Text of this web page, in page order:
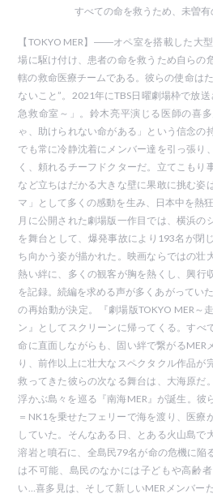
すべての命を救うため、未曽有
【TOKYO MER】――オペ室を搭載した大
場に駆け付け、患者の命を救うため自らの
轄の救命医療チームである。彼らの使命は
ないこと”。2021年にTBS日曜劇場枠で放
急救命室～」。鈴木亮平演じる医師の喜
ゃ、助けられない命がある」という信念の
でも常に冷静沈着にメンバー達を引っ張り
く、頼れるチーフドクターだ。立てこもり
など立ちはだかる大きな壁に果敢に挑む姿
マ」として多くの感動を生み、日本中を熱
月に公開された劇場版一作目では、横浜の
を舞台として、爆発事故により193名が閉
ち向かう姿が描かれた。映画ならではの壮
熱い絆に、多くの観客が胸を熱くし、興行
を記録。続編を求める声が多くあがってい
の再始動が決定。『劇場版TOKYO MER～
ン』としてスクリーンに帰ってくる。す
命に直面しながらも、固い絆で繋がるMER
り、前作以上に壮大なスペクタクル作品が
救ってきた彼らの次なる舞台は、大海原だ
浮かぶ島々を巡る『南海MER』が誕生。彼
＝NK1を乗せたフェリーで海を渡り、医療
していた。そんなある日、とある火山島で
溶岩と噴石に、全島民79名が命の危機に陥
は不可能、島民のなかには子どもや高齢
い…喜多見は、そして新しいMERメンバー